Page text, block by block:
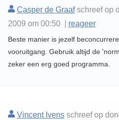
Casper de Graafschreef op
2009 om 00:50 | reageer
Beste manier is jezelf
vooruitgang. Gebruik altijd de
zeker een erg goed programma.
Vincent Ivensschreef op